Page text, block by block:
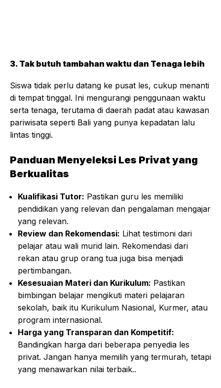
3. Tak butuh tambahan waktu dan Tenaga lebih
Siswa tidak perlu datang ke pusat les, cukup menanti
di tempat tinggal. Ini mengurangi penggunaan waktu
serta tenaga, terutama di daerah padat atau kawasan
pariwisata seperti Bali yang punya kepadatan lalu
lintas tinggi.
Panduan Menyeleksi Les Privat yang
Berkualitas
Kualifikasi Tutor: Pastikan guru les memiliki
pendidikan yang relevan dan pengalaman mengajar
yang relevan.
Review dan Rekomendasi: Lihat testimoni dari
pelajar atau wali murid lain. Rekomendasi dari
rekan atau grup orang tua juga bisa menjadi
pertimbangan.
Kesesuaian Materi dan Kurikulum: Pastikan
bimbingan belajar mengikuti materi pelajaran
sekolah, baik itu Kurikulum Nasional, Kurmer, atau
program internasional.
Harga yang Transparan dan Kompetitif:
Bandingkan harga dari beberapa penyedia les
privat. Jangan hanya memilih yang termurah, tetapi
yang menawarkan nilai terbaik..